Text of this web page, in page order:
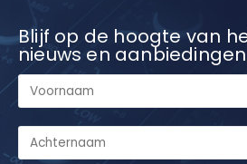
Blijf op de hoogte van
nieuws en